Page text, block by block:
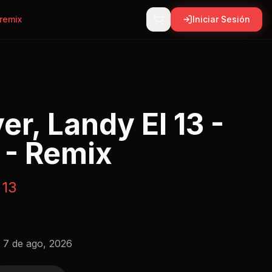
Iniciar Sesión
Landy El 13 -
- Remix
7 de ago, 2026